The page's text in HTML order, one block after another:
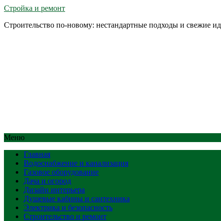
Стройка и ремонт
Строительство по-новому: нестандартные подходы и свежие
Меню
Главная
Водоснабжение и канализация
Газовое оборудование
Дача и огород
Дизайн интерьера
Душевые кабины и сантехника
Электрика и безопасность
Строительство и ремонт